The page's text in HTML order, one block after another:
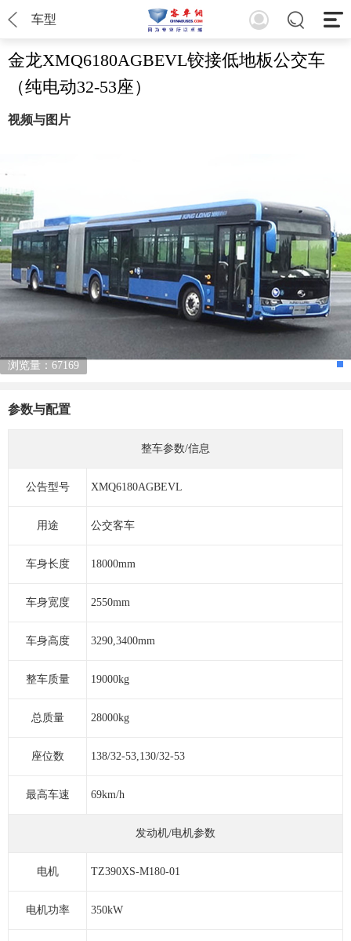
车型
金龙XMQ6180AGBEVL铰接低地板公交车
（纯电动32-53座）
视频与图片
浏览量：67169
参数与配置
整车参数/信息
公告型号 XMQ6180AGBEVL
用途 公交客车
车身长度 18000mm
车身宽度 2550mm
车身高度 3290,3400mm
整车质量 19000kg
总质量 28000kg
座位数 138/32-53,130/32-53
最高车速 69km/h
发动机/电机参数
电机 TZ390XS-M180-01
电机功率 350kW